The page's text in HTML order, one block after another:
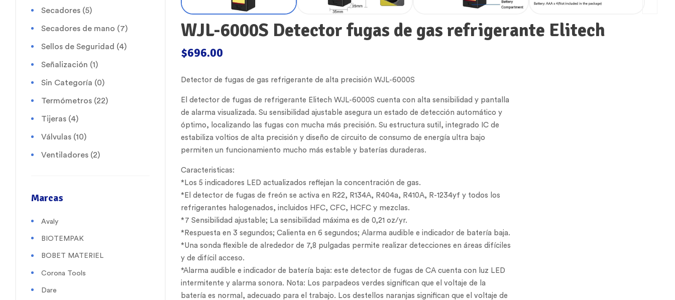
WJL-6000S Detector fugas de gas refrigerante Elitech
$696.00
Detector de fugas de gas refrigerante de alta precisión WJL-6000S
El detector de fugas de refrigerante Elitech WJL-6000S cuenta con alta sensibilidad y pantalla
de alarma visualizada. Su sensibilidad ajustable asegura un estado de detección automático y
óptimo, localizando las fugas con mucha más precisión. Su estructura sutil, integrado IC de
estabiliza voltios de alta precisión y diseño de circuito de consumo de energía ultra bajo
permiten un funcionamiento mucho más estable y baterías duraderas.
Caracteristicas:
*Los 5 indicadores LED actualizados reflejan la concentración de gas.
*El detector de fugas de freón se activa en R22, R134A, R404a, R410A, R-1234yf y todos los
refrigerantes halogenados, incluidos HFC, CFC, HCFC y mezclas.
*7 Sensibilidad ajustable; La sensibilidad máxima es de 0,21 oz/yr.
*Respuesta en 3 segundos; Calienta en 6 segundos; Alarma audible e indicador de batería baja.
*Una sonda flexible de alrededor de 7,8 pulgadas permite realizar detecciones en áreas difíciles
y de difícil acceso.
*Alarma audible e indicador de batería baja: este detector de fugas de CA cuenta con luz LED
intermitente y alarma sonora. Nota: Los parpadeos verdes significan que el voltaje de la
batería es normal, adecuado para el trabajo. Los destellos naranjas significan que el voltaje de
Secadores (5)
Secadores de mano (7)
Sellos de Seguridad (4)
Señalización (1)
Sin Categoría (0)
Termómetros (22)
Tijeras (4)
Válvulas (10)
Ventiladores (2)
Marcas
Avaly
BIOTEMPAK
BOBET MATERIEL
Corona Tools
Dare